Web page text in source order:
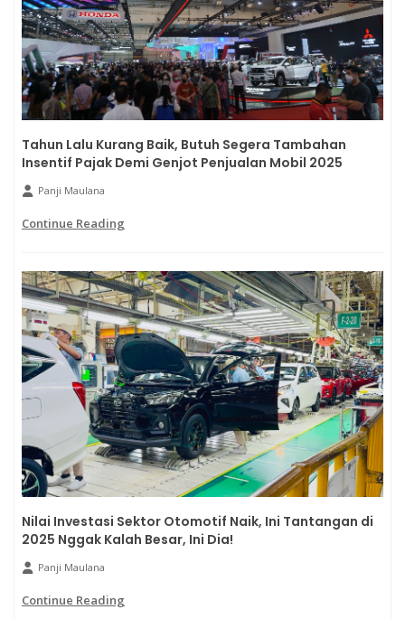
Tahun Lalu Kurang Baik, Butuh Segera Tambahan
Insentif Pajak Demi Genjot Penjualan Mobil 2025
Panji Maulana
Continue Reading
Nilai Investasi Sektor Otomotif Naik, Ini Tantangan di
2025 Nggak Kalah Besar, Ini Dia!
Panji Maulana
Continue Reading